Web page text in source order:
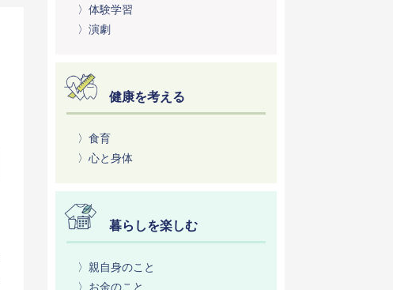
〉体験学習
〉演劇
健康を考える
〉食育
〉心と身体
暮らしを楽しむ
〉親自身のこと
〉お金のこと